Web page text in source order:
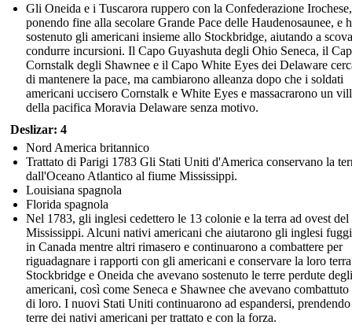
Gli Oneida e i Tuscarora ruppero con la Confederazione Irochese,
ponendo fine alla secolare Grande Pace delle Haudenosaunee, e
sostenuto gli americani insieme allo Stockbridge, aiutando a
condurre incursioni. Il Capo Guyashuta degli Ohio Seneca, il
Cornstalk degli Shawnee e il Capo White Eyes dei Delaware
di mantenere la pace, ma cambiarono alleanza dopo che i soldati
americani uccisero Cornstalk e White Eyes e massacrarono un
della pacifica Moravia Delaware senza motivo.
Deslizar: 4
Nord America britannico
Trattato di Parigi 1783 Gli Stati Uniti d'America conservano la
dall'Oceano Atlantico al fiume Mississippi.
Louisiana spagnola
Florida spagnola
Nel 1783, gli inglesi cedettero le 13 colonie e la terra ad ovest
Mississippi. Alcuni nativi americani che aiutarono gli inglesi
in Canada mentre altri rimasero e continuarono a combattere per
riguadagnare i rapporti con gli americani e conservare la loro
Stockbridge e Oneida che avevano sostenuto le terre perdute degli
americani, così come Seneca e Shawnee che avevano
di loro. I nuovi Stati Uniti continuarono ad espandersi,
terre dei nativi americani per trattato e con la forza.